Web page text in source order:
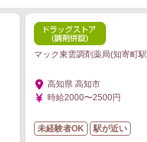
マック東雲調剤薬局(知寄町
高知県 高知市
時給2000〜2500円
未経験者OK 駅が近い